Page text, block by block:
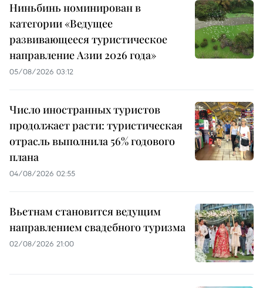
Ниньбинь номинирован в
категории «Ведущее
развивающееся туристическое
направление Азии 2026 года»
05/08/2026 03:12
Число иностранных туристов
продолжает расти: туристическая
отрасль выполнила 56% годового
плана
04/08/2026 02:55
Вьетнам становится ведущим
направлением свадебного туризма
02/08/2026 21:00